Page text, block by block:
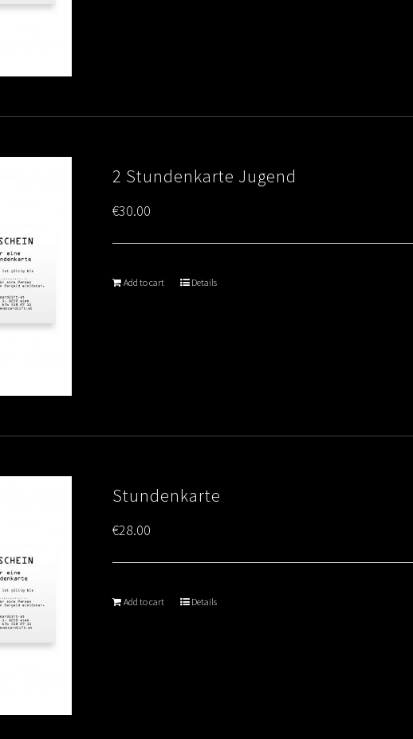
2 Stundenkarte Jugend
€30.00
Add to cart Details
Stundenkarte
€28.00
Add to cart Details